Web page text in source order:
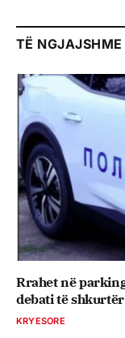
TË NGJAJSHME
Rrahet në
debati të shkurtër
KRYESORE